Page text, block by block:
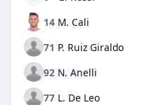
14 M. Cali
71 P. Ruiz Giraldo
92 N. Anelli
77 L. De Leo